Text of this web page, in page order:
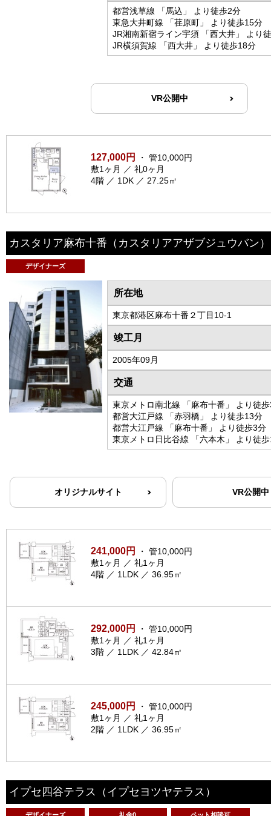
都営浅草線 「馬込」 より徒歩2分
東急大井町線 「荏原町」 より徒歩15分
JR湘南新宿ライン宇須 「西大井」 より
JR横須賀線 「西大井」 より徒歩18分
VR公開中
127,000円
・ 管10,000円
敷1ヶ月 ／ 礼0ヶ月
4階 ／ 1DK ／ 27.25㎡
カスタリア麻布十番 （カスタリアアザブジュウバン）
デザイナーズ
所在地
東京都港区麻布十番２丁目10-1
竣工月
2005年09月
交通
東京メトロ南北線 「麻布十番」 より徒
都営大江戸線 「赤羽橋」 より徒歩13分
都営大江戸線 「麻布十番」 より徒歩3分
東京メトロ日比谷線 「六本木」 より徒
オリジナルサイト VR公開中
241,000円
・ 管10,000円
敷1ヶ月 ／ 礼1ヶ月
4階 ／ 1LDK ／ 36.95㎡
292,000円
・ 管10,000円
敷1ヶ月 ／ 礼1ヶ月
3階 ／ 1LDK ／ 42.84㎡
245,000円
・ 管10,000円
敷1ヶ月 ／ 礼1ヶ月
2階 ／ 1LDK ／ 36.95㎡
イプセ四谷テラス （イプセヨツヤテラス）